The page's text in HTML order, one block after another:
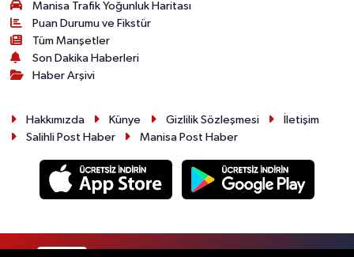
Manisa Trafik Yoğunluk Haritası
Puan Durumu ve Fikstür
Tüm Manşetler
Son Dakika Haberleri
Haber Arşivi
Hakkımızda Künye Gizlilik Sözleşmesi
İletişim
Salihli Post Haber
Manisa Post Haber